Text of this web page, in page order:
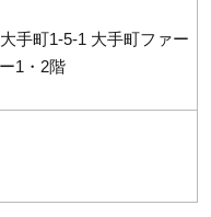
手町1-5-1 大手町ファー
1・2階